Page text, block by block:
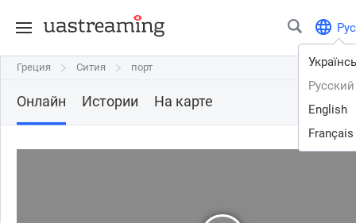
Рус
Русский
English
Français
Греция Сития порт
Греция Сития порт
Онлайн Истории На карте